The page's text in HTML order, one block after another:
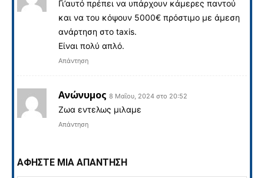
Γι’αυτό πρέπει να υπάρχουν κάμερες παντού
και να του κόψουν 5000€ πρόστιμο με άμεση
ανάρτηση στο taxis.
Είναι πολύ απλό.
Απάντηση
Ανώνυμος 8 Μαΐου, 2024 στο 20:52
Zωα εντελως μιλαμε
Απάντηση
ΑΦΗΣΤΕ ΜΙΑ ΑΠΑΝΤΗΣΗ